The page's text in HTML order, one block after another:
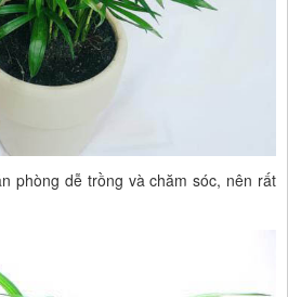
phòng dễ trồng và chăm sóc, nên rất